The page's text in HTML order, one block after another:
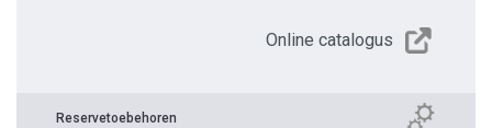
Online catalogus
Reservetoebehoren